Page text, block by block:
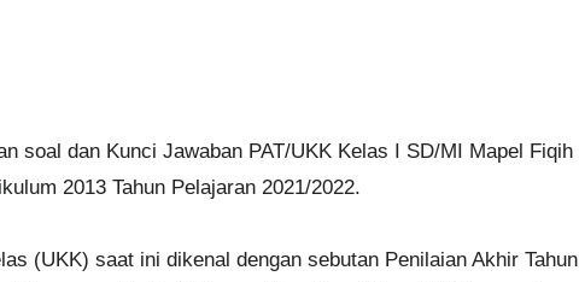
soal dan Kunci Jawaban PAT/UKK Kelas I SD/MI Mapel Fiqih
2013 Tahun Pelajaran 2021/2022.
(UKK) saat ini dikenal dengan sebutan Penilaian Akhir Tahun